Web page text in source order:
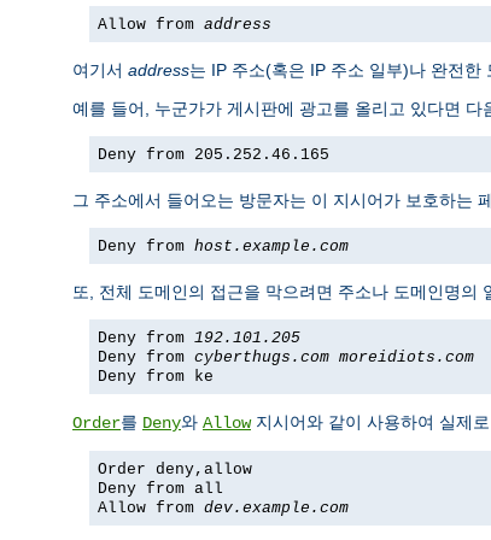
Allow from address
여기서 address는 IP 주소(혹은 IP 주소 일부)나 완전
예를 들어, 누군가가 게시판에 광고를 올리고 있다면 다
Deny from 205.252.46.165
그 주소에서 들어오는 방문자는 이 지시어가 보호하는
Deny from host.example.com
또, 전체 도메인의 접근을 막으려면 주소나 도메인명의
Deny from 192.101.205
Deny from cyberthugs.com moreidiots.com
Deny from ke
Order를 Deny와 Allow지시어와 같이 사용하여 실제
Order deny,allow
Deny from all
Allow from dev.example.com